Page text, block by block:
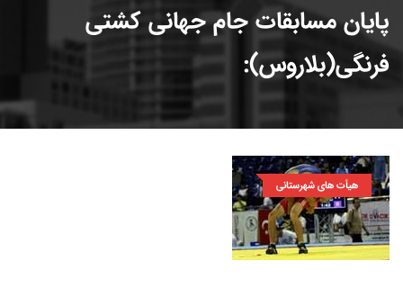
پایان مسابقات جام جهانی کشتی
فرنگی(بلاروس):
هیأت های شهرستانی